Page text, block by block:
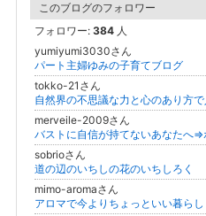
このブログのフォロワー
フォロワー: 384 人
yumiyumi3030さん
パート主婦ゆみの子育てブログ
tokko-21さん
自然界の不思議な力と心のあり方
merveile-2009さん
sobrioさん
道の辺のいちしの花のいちしろく
mimo-aromaさん